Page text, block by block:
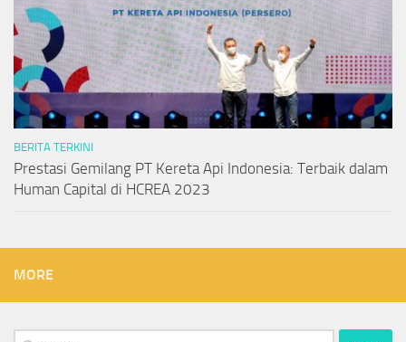
BERITA TERKINI
Prestasi Gemilang PT Kereta Api Indonesia: Terbaik dalam
Human Capital di HCREA 2023
MORE